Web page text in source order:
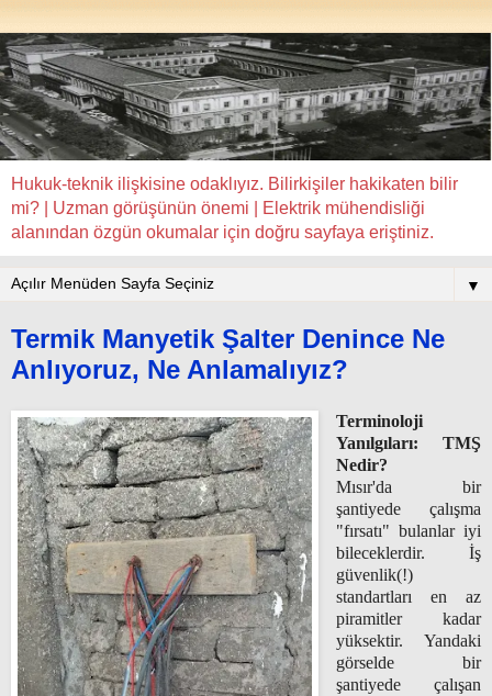
Hukuk-teknik ilişkisine odaklıyız. Bilirkişiler hakikaten bilir
mi? | Uzman görüşünün önemi | Elektrik mühendisliği
alanından özgün okumalar için doğru sayfaya eriştiniz.
▼
Termik Manyetik Şalter Denince Ne
Anlıyoruz, Ne Anlamalıyız?
Terminoloji
Yanılgıları: TMŞ
Nedir?
Mısır'da bir
şantiyede çalışma
"fırsatı" bulanlar iyi
bileceklerdir. İş
güvenlik(!)
standartları en az
piramitler kadar
yüksektir. Yandaki
görselde bir
şantiyede çalışan